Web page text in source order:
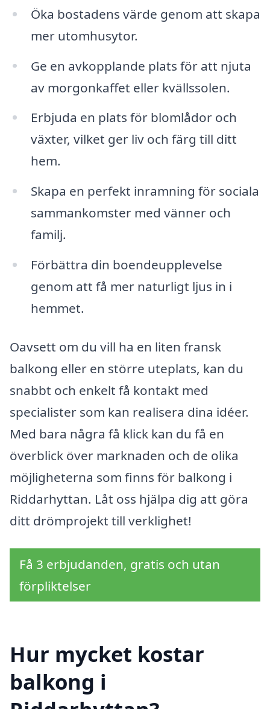
Öka bostadens värde genom att skapa
mer utomhusytor.
Ge en avkopplande plats för att njuta
av morgonkaffet eller kvällssolen.
Erbjuda en plats för blomlådor och
växter, vilket ger liv och färg till ditt
hem.
Skapa en perfekt inramning för sociala
sammankomster med vänner och
familj.
Förbättra din boendeupplevelse
genom att få mer naturligt ljus in i
hemmet.
Oavsett om du vill ha en liten fransk
balkong eller en större uteplats, kan du
snabbt och enkelt få kontakt med
specialister som kan realisera dina idéer.
Med bara några få klick kan du få en
överblick över marknaden och de olika
möjligheterna som finns för balkong i
Riddarhyttan. Låt oss hjälpa dig att göra
ditt drömprojekt till verklighet!
Få 3 erbjudanden, gratis och utan
förpliktelser
Hur mycket kostar
balkong i